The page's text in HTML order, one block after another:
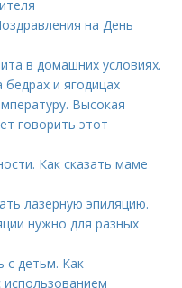
на День
в домашних условиях.
и ягодицах
Высокая
говорить этот
Как сказать маме
лазерную эпиляцию.
нужно для разных
с детьм. Как